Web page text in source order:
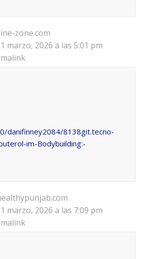
zone.com
marzo, 2026 a las 5:01 pm
danifinney2084/8138git.tecno-
im-Bodybuilding:-
marzo, 2026 a las 7:09 pm